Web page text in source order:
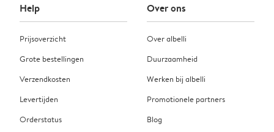
Help
Prijsoverzicht
Grote bestellingen
Verzendkosten
Levertijden
Orderstatus
Over ons
Over albelli
Duurzaamheid
Werken bij albelli
Promotionele partners
Blog